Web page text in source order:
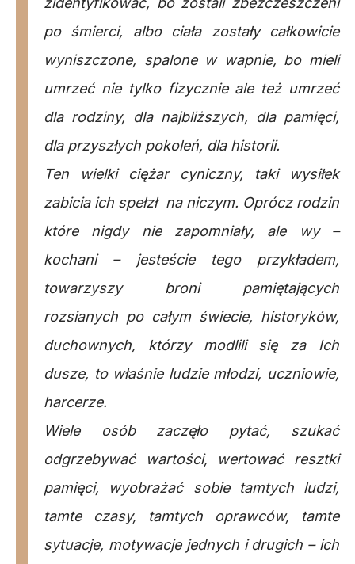
po śmierci, albo ciała zostały całkowicie
wyniszczone, spalone w wapnie, bo mieli
umrzeć nie tylko fizycznie ale też umrzeć
dla rodziny, dla najbliższych, dla pamięci,
dla przyszłych pokoleń, dla historii.
Ten wielki ciężar cyniczny, taki wysiłek
zabicia ich spełzł na niczym. Oprócz rodzin
które nigdy nie zapomniały, ale wy –
kochani – jesteście tego przykładem,
towarzyszy broni pamiętających
rozsianych po całym świecie, historyków,
duchownych, którzy modlili się za Ich
dusze, to właśnie ludzie młodzi, uczniowie,
harcerze.
Wiele osób zaczęło pytać, szukać
odgrzebywać wartości, wertować resztki
pamięci, wyobrażać sobie tamtych ludzi,
tamte czasy, tamtych oprawców, tamte
sytuacje, motywacje jednych i drugich – ich